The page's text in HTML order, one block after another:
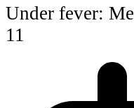
Under fever:
11